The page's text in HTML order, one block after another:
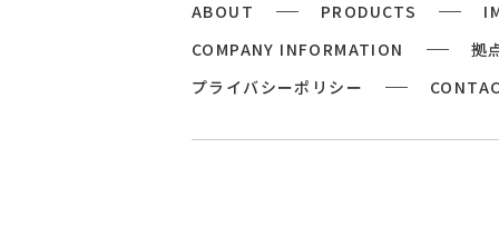
ABOUT PRODUCTS
COMPANY INFORMATION
拠
プライバシーポリシー